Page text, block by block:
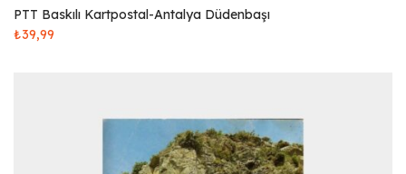
PTT Baskılı Kartpostal-Antalya Düdenbaşı
₺39,99